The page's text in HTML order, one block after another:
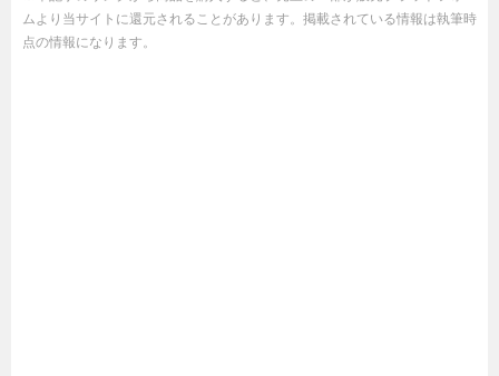
ムより当サイトに還元されることがあります。掲載されている情報は執筆時
点の情報になります。